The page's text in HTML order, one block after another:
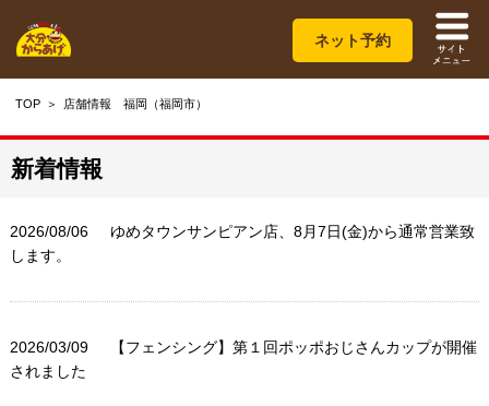
ネット予約
TOP 店舗情報 福岡（福岡市）
新着情報
2026/08/06
ゆめタウンサンピアン店、8月7日(金)から通常営業致
します。
2026/03/09
【フェンシング】第１回ポッポおじさんカップが開催
されました